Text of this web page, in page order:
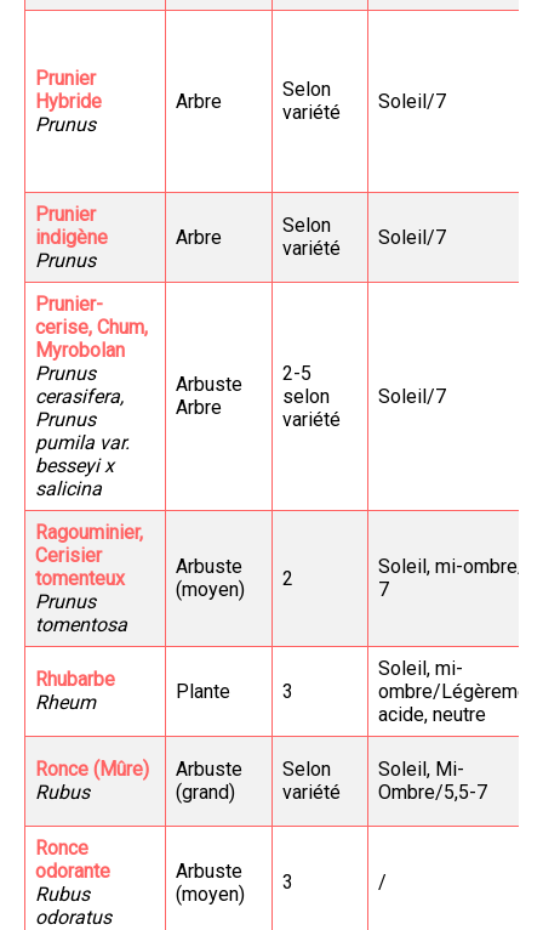
Prunier
Hybride
Prunus
Arbre
Selon
variété
Soleil/7
Prunier
indigène
Prunus
Arbre
Selon
variété
Soleil/7
Prunier-
cerise, Chum,
Myrobolan
Prunus
cerasifera,
Prunus
pumila var.
besseyi x
salicina
Arbuste
Arbre
2-5
selon
variété
Soleil/7
Ragouminier,
Cerisier
tomenteux
Prunus
tomentosa
Arbuste
(moyen)
2
Soleil, mi-ombre/6-
7
Rhubarbe
Rheum
Plante 3
Soleil, mi-
ombre/Légèrement
acide, neutre
Ronce (Mûre)
Rubus
Arbuste
(grand)
Selon
variété
Soleil, Mi-
Ombre/5,5-7
Ronce
odorante
Rubus
odoratus
Arbuste
(moyen)
3 /